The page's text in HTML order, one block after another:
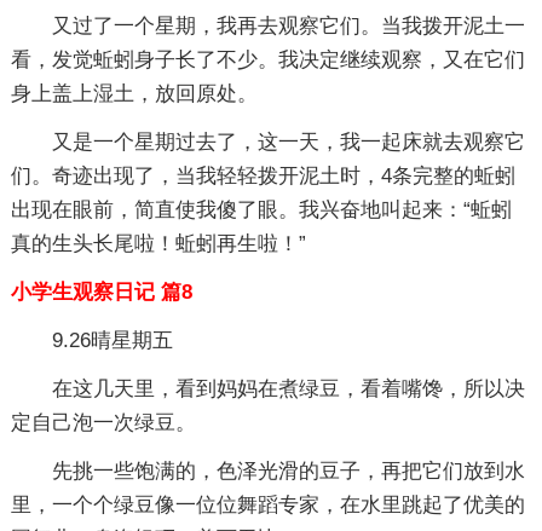
又过了一个星期，我再去观察它们。当我拨开泥土一
看，发觉蚯蚓身子长了不少。我决定继续观察，又在它们
身上盖上湿土，放回原处。
又是一个星期过去了，这一天，我一起床就去观察它
们。奇迹出现了，当我轻轻拨开泥土时，4条完整的蚯蚓
出现在眼前，简直使我傻了眼。我兴奋地叫起来：“蚯蚓
真的生头长尾啦！蚯蚓再生啦！”
小学生观察日记 篇8
9.26晴星期五
在这几天里，看到妈妈在煮绿豆，看着嘴馋，所以决
定自己泡一次绿豆。
先挑一些饱满的，色泽光滑的豆子，再把它们放到水
里，一个个绿豆像一位位舞蹈专家，在水里跳起了优美的